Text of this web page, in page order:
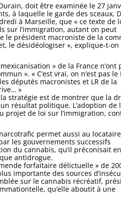
doit être examinée le 27
à laquelle le garde des sceaux,
à Marseille, que « ce texte de
sur l’immigration, autant on peut
le président macroniste de la
le désidéologiser », explique-t-on
» de la France n’ont
». « C’est vrai, on n’est pas le
députés macronistes et LR de la
»
stratégie est de montrer que la
résultat politique. L’adoption de
projet de loi sur l’immigration,
permet aussi au
les gouvernements successifs
du cannabis, qu’il préconisait en
antidrogue.
forfaitaire délictuelle » de
importante des sources
sur le cannabis récréatif,
qu’elle aboutit à une